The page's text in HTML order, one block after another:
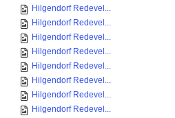
Hilgendorf Redevel...
Hilgendorf Redevel...
Hilgendorf Redevel...
Hilgendorf Redevel...
Hilgendorf Redevel...
Hilgendorf Redevel...
Hilgendorf Redevel...
Hilgendorf Redevel...